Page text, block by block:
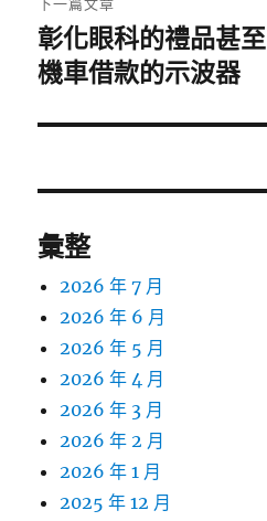
下
一
文
彰化眼科的禮品甚
機車借款的示波器
彙整
2026 年 7 月
2026 年 6 月
2026 年 5 月
2026 年 4 月
2026 年 3 月
2026 年 2 月
2026 年 1 月
2025 年 12 月